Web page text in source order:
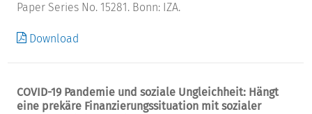
Paper Series No. 15281. Bonn: IZA.
Download
COVID-19 Pandemie und soziale Ungleichheit: Hängt
eine prekäre Finanzierungssituation mit sozialer